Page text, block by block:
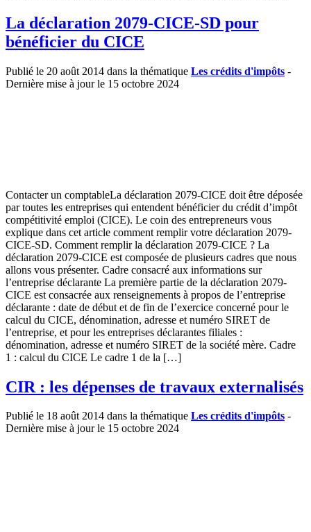
La déclaration 2079-CICE-SD pour
bénéficier du CICE
Publié le 20 août 2014 dans la thématique Les crédits d'impôts -
Dernière mise à jour le 15 octobre 2024
Contacter un comptableLa déclaration 2079-CICE doit être déposée
par toutes les entreprises qui entendent bénéficier du crédit d’impôt
compétitivité emploi (CICE). Le coin des entrepreneurs vous
explique dans cet article comment remplir votre déclaration 2079-
CICE-SD. Comment remplir la déclaration 2079-CICE ? La
déclaration 2079-CICE est composée de plusieurs cadres que nous
allons vous présenter. Cadre consacré aux informations sur
l’entreprise déclarante La première partie de la déclaration 2079-
CICE est consacrée aux renseignements à propos de l’entreprise
déclarante : date de début et de fin de l’exercice concerné pour le
calcul du CICE, dénomination, adresse et numéro SIRET de
l’entreprise, et pour les entreprises déclarantes filiales :
dénomination, adresse et numéro SIRET de la société mère. Cadre
1 : calcul du CICE Le cadre 1 de la […]
CIR : les dépenses de travaux externalisés
Publié le 18 août 2014 dans la thématique Les crédits d'impôts -
Dernière mise à jour le 15 octobre 2024